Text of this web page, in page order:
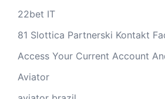
22bet IT
81 Slottica Partnerski Kontakt
Access Your Current Account
Aviator